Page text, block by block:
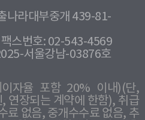
나라대부중개 439-81-
팩스번호: 02-543-4569
서울강남-03876호
자율 포함 20% 이내)(단,
연장되는 계약에 한함), 취급
료 없음, 중개수수료 없음, 추